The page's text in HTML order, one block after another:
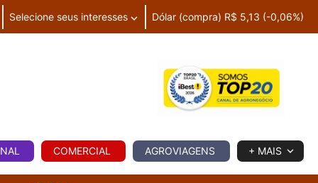
Selecione seus interesses Dólar (compra) R$ 5,13 (-0,06%)
COMERCIAL AGROVIAGENS + MAIS